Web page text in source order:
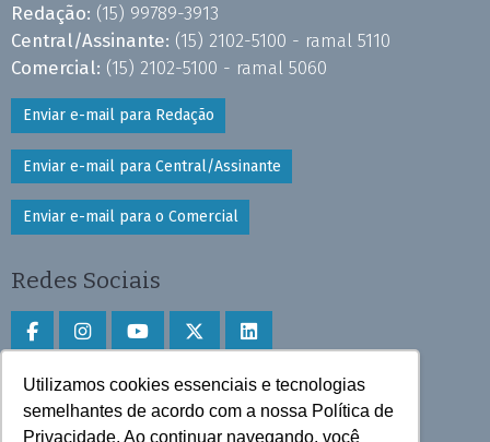
Utilizamos cookies essenciais e tecnologias
semelhantes de acordo com a nossa Política de
Privacidade. Ao continuar navegando, você
Redação: (15) 99789-3913
Central/Assinante: (15) 2102-5100 - ramal 5110
Comercial: (15) 2102-5100 - ramal 5060
Enviar e-mail para Redação
Enviar e-mail para Central/Assinante
Enviar e-mail para o Comercial
Redes Sociais
Faça download do aplicativo